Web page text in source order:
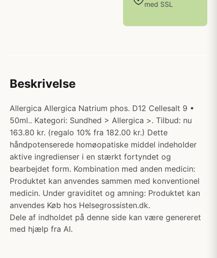
med SSL
Beskrivelse
Allergica Allergica Natrium phos. D12 Cellesalt 9 •
50ml.. Kategori: Sundhed > Allergica >. Tilbud: nu
163.80 kr. (regalo 10% fra 182.00 kr.) Dette
håndpotenserede homøopatiske middel indeholder
aktive ingredienser i en stærkt fortyndet og
bearbejdet form. Kombination med anden medicin:
Produktet kan anvendes sammen med konventionel
medicin. Under graviditet og amning: Produktet kan
anvendes Køb hos Helsegrossisten.dk.
Dele af indholdet på denne side kan være genereret
med hjælp fra AI.